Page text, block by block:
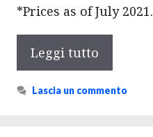
*Prices as of July 2021.
Leggi tutto
Lascia un commento